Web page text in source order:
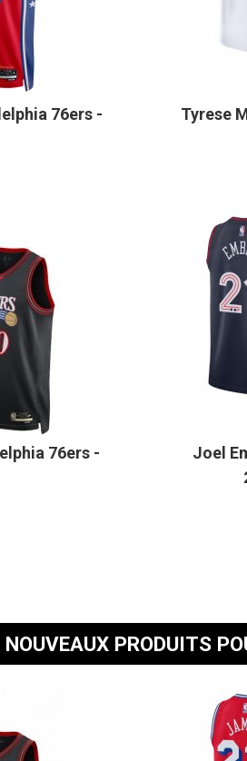
76ers -
Tyrese
76ers -
Joel
NOUVEAUX PRODUITS